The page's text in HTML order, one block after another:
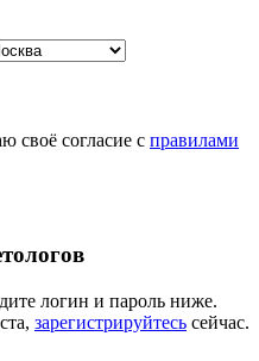
своё согласие с правилами
логин и пароль ниже.
зарегистрируйтесь сейчас.